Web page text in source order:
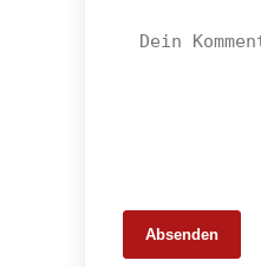
Absenden